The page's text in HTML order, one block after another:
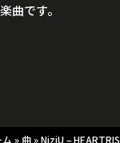
曲です。
» 曲»NiziU – HEARTRIS